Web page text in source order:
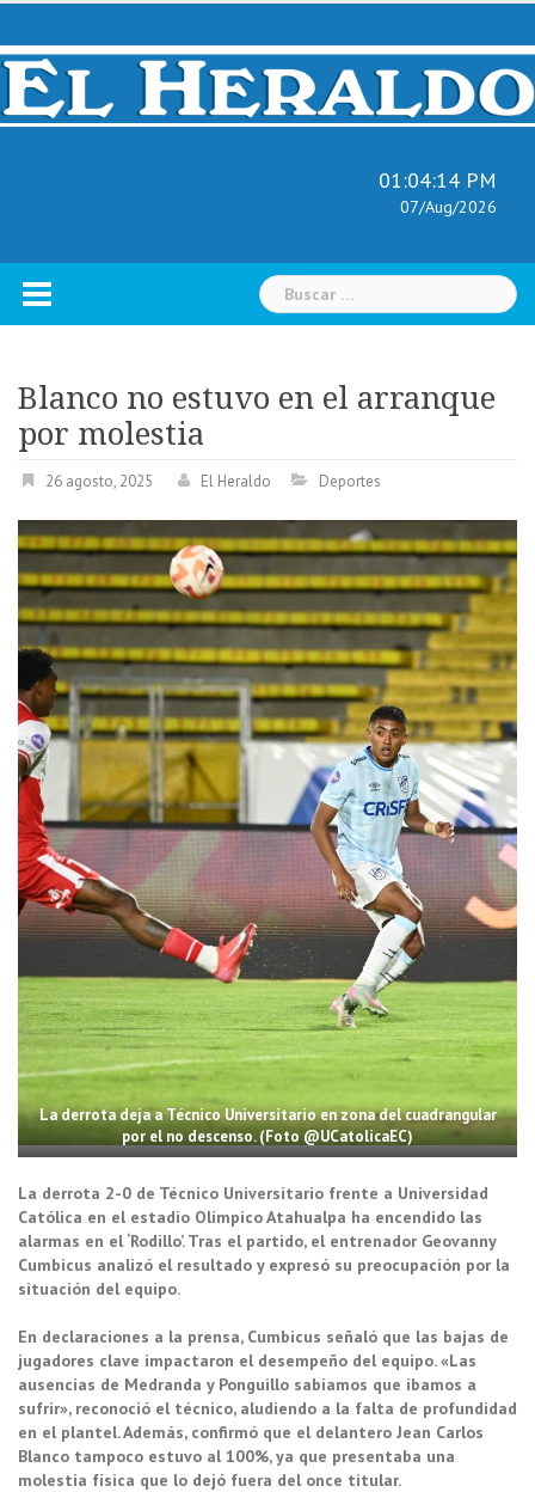
Skip
content
01:04:15 PM
07/Aug/2026
Buscar:
Blanco no estuvo en el arranque
por molestia
26 agosto, 2025 El Heraldo Deportes
La derrota deja a Técnico Universitario en zona del cuadrangular
por el no descenso. (Foto @UCatolicaEC)
La derrota 2-0 de Técnico Universitario frente a Universidad
Católica en el estadio Olímpico Atahualpa ha encendido las
alarmas en el ‘Rodillo’. Tras el partido, el entrenador Geovanny
Cumbicus analizó el resultado y expresó su preocupación por la
situación del equipo.
En declaraciones a la prensa, Cumbicus señaló que las bajas de
jugadores clave impactaron el desempeño del equipo. «Las
ausencias de Medranda y Ponguillo sabíamos que íbamos a
sufrir», reconoció el técnico, aludiendo a la falta de profundidad
en el plantel. Además, confirmó que el delantero Jean Carlos
Blanco tampoco estuvo al 100%, ya que presentaba una
molestia física que lo dejó fuera del once titular.